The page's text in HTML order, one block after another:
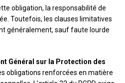
obligation, la responsabilité de
Toutefois, les clauses limitatives
généralement, sauf faute lourde
Général sur la Protection des
obligations renforcées en matière